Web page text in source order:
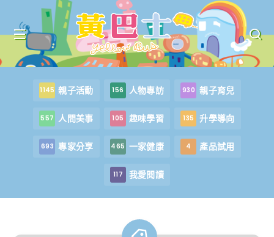
1145 親子活動 156 人物專訪 930 親子育兒
557 人間美事 105 趣味學習 135 升學導向
693 專家分享 465 一家健康 4 產品試用
117 我愛閱讀